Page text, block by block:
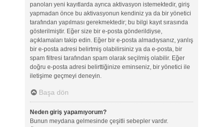
panoları yeni kayıtlarda ayrıca aktivasyon istemektedir, giriş
yapmadan önce bu aktivasyonun kendiniz ya da bir yönetici
tarafından yapılması gerekmektedir; bu bilgi kayıt sırasında
gösterilmiştir. Eğer size bir e-posta gönderildiyse,
açıklamaları takip edin. Eğer bir e-posta almadıysanız, yanlış
bir e-posta adresi belirtmiş olabilirsiniz ya da e-posta, bir
spam filtresi tarafından spam olarak seçilmiş olabilir. Eğer
doğru e-posta adresi belirttiğinize eminseniz, bir yönetici ile
iletişime geçmeyi deneyin.
Başa dön
Neden giriş yapamıyorum?
Bunun meydana gelmesinde çeşitli sebepler vardır.